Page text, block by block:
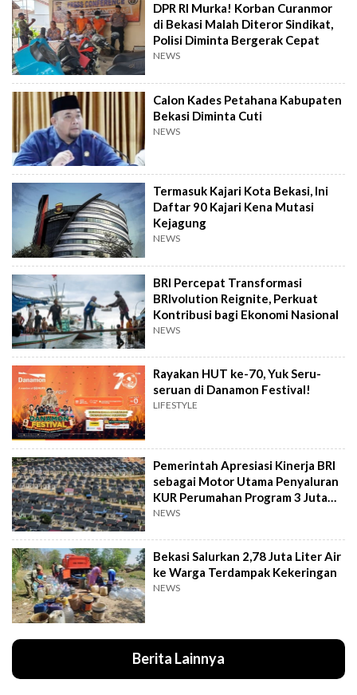
DPR RI Murka! Korban Curanmor
di Bekasi Malah Diteror Sindikat,
Polisi Diminta Bergerak Cepat
NEWS
Calon Kades Petahana Kabupaten
Bekasi Diminta Cuti
NEWS
Termasuk Kajari Kota Bekasi, Ini
Daftar 90 Kajari Kena Mutasi
Kejagung
NEWS
BRI Percepat Transformasi
BRIvolution Reignite, Perkuat
Kontribusi bagi Ekonomi Nasional
NEWS
Rayakan HUT ke-70, Yuk Seru-
seruan di Danamon Festival!
LIFESTYLE
Pemerintah Apresiasi Kinerja BRI
sebagai Motor Utama Penyaluran
KUR Perumahan Program 3 Juta
Rumah
NEWS
Bekasi Salurkan 2,78 Juta Liter Air
ke Warga Terdampak Kekeringan
NEWS
Berita Lainnya